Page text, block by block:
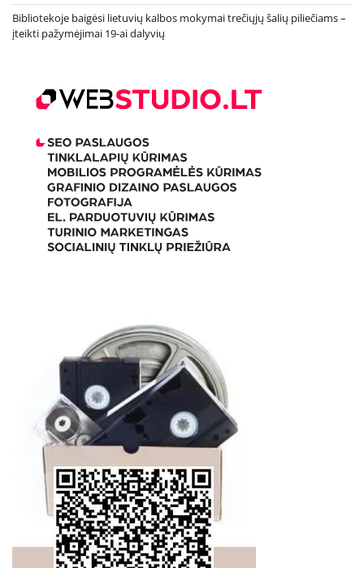
Bibliotekoje baigėsi lietuvių kalbos mokymai trečiųjų šalių piliečiams –
įteikti pažymėjimai 19-ai dalyvių